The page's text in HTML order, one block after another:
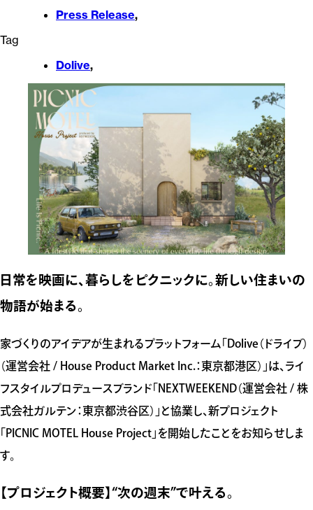
Press Release,
Tag
Dolive,
日常を映画に、暮らしをピクニックに。新しい住まいの
物語が始まる。
家づくりのアイデアが生まれるプラットフォーム「Dolive（ドライブ）
（運営会社 / House Product Market Inc.：東京都港区）」は、ライ
フスタイルプロデュースブランド「NEXTWEEKEND（運営会社 / 株
式会社ガルテン：東京都渋谷区）」と協業し、新プロジェクト
「PICNIC MOTEL House Project」を開始したことをお知らせしま
す。
【プロジェクト概要】“次の週末”で叶える。